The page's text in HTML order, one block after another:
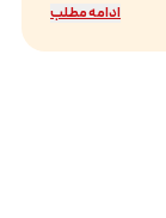
ادامه مطلب